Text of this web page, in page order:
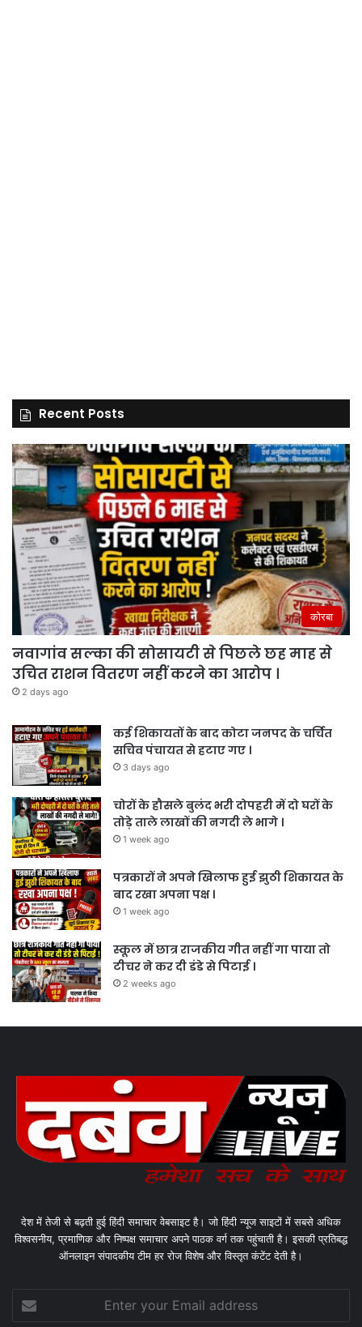
Recent Posts
कोरबा
नवागांव सल्का की सोसायटी से पिछले छह माह से
उचित राशन वितरण नहीं करने का आरोप ।
2 days ago
कई शिकायतों के बाद कोटा जनपद के चर्चित
सचिव पंचायत से हटाए गए ।
3 days ago
चोरों के हौसले बुलंद भरी दोपहरी में दो घरों के
तोड़े ताले लाखों की नगदी ले भागे ।
1 week ago
पत्रकारों ने अपने खिलाफ हुई झुठी शिकायत के
बाद रखा अपना पक्ष ।
1 week ago
स्कूल में छात्र राजकीय गीत नहीं गा पाया तो
टीचर ने कर दी डंडे से पिटाई ।
2 weeks ago
देश में तेजी से बढ़ती हुई हिंदी समाचार वेबसाइट है। जो हिंदी न्यूज साइटों में सबसे अधिक
विश्वसनीय, प्रमाणिक और निष्पक्ष समाचार अपने पाठक वर्ग तक पहुंचाती है। इसकी प्रतिबद्ध
ऑनलाइन संपादकीय टीम हर रोज विशेष और विस्तृत कंटेंट देती है।
your